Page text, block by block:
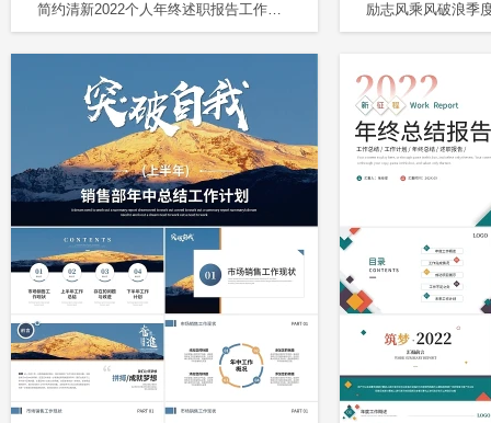
简约清新2022个人年终述职报告工作总结年终总结PPT